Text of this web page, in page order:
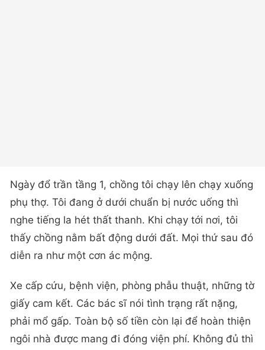
Ngày đổ trần tầng 1, chồng tôi chạy lên chạy xuống
phụ thợ. Tôi đang ở dưới chuẩn bị nước uống thì
nghe tiếng la hét thất thanh. Khi chạy tới nơi, tôi
thấy chồng nằm bất động dưới đất. Mọi thứ sau đó
diễn ra như một cơn ác mộng.
Xe cấp cứu, bệnh viện, phòng phẫu thuật, những tờ
giấy cam kết. Các bác sĩ nói tình trạng rất nặng,
phải mổ gấp. Toàn bộ số tiền còn lại để hoàn thiện
ngôi nhà được mang đi đóng viện phí. Không đủ thì